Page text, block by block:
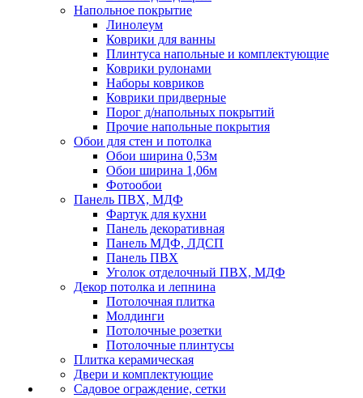
Напольное покрытие
Линолеум
Коврики для ванны
Плинтуса напольные и комплектующие
Коврики рулонами
Наборы ковриков
Коврики придверные
Порог д/напольных покрытий
Прочие напольные покрытия
Обои для стен и потолка
Обои ширина 0,53м
Обои ширина 1,06м
Фотообои
Панель ПВХ, МДФ
Фартук для кухни
Панель декоративная
Панель МДФ, ЛДСП
Панель ПВХ
Уголок отделочный ПВХ, МДФ
Декор потолка и лепнина
Потолочная плитка
Молдинги
Потолочные розетки
Потолочные плинтусы
Плитка керамическая
Двери и комплектующие
Садовое ограждение, сетки